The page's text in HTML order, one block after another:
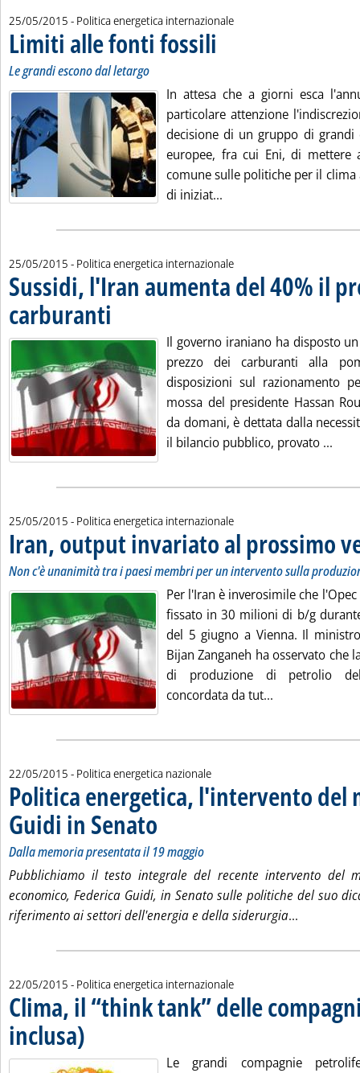
25/05/2015 - Politica energetica internazionale
Limiti alle fonti fossili
Le grandi escono dal letargo
In attesa che a giorni esca
particolare attenzione
decisione di un gruppo di grandi
europee, fra cui Eni, di mettere
comune sulle politiche per il
di iniziat...
25/05/2015 - Politica energetica internazionale
Sussidi, l'Iran aumenta del 40% il
carburanti
Il governo iraniano ha disposto
prezzo dei carburanti alla
disposizioni sul razionamento
mossa del presidente Hassan
da domani, è dettata dalla
il bilancio pubblico, provato ...
25/05/2015 - Politica energetica internazionale
Iran, output invariato al prossimo
Non c'è unanimità tra i paesi membri per un intervento sulla
Per l'Iran è inverosimile che
fissato in 30 milioni di b/g
del 5 giugno a Vienna. Il
Bijan Zanganeh ha osservato che
di produzione di petrolio
concordata da tut...
22/05/2015 - Politica energetica nazionale
Politica energetica, l'intervento del
Guidi in Senato
Dalla memoria presentata il 19 maggio
Pubblichiamo il testo integrale del recente intervento del
economico, Federica Guidi, in Senato sulle politiche del suo
riferimento ai settori dell'energia e della siderurgia...
22/05/2015 - Politica energetica internazionale
Clima, il “think tank” delle
inclusa)
Le grandi compagnie